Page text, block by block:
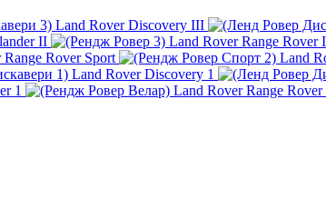
Land Rover Discovery III
II Land Rover Range Rover
Rover Sport Land
Land Rover Discovery 1
1
Land Rover Range Rover